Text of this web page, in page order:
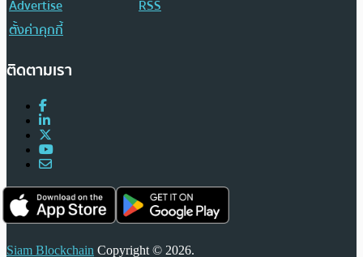
Advertise
RSS
ตั้งค่าคุกกี้
ติดตามเรา
Siam Blockchain Copyright © 2026.